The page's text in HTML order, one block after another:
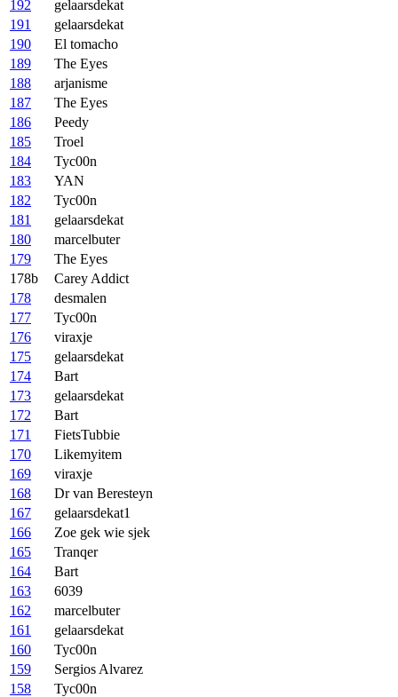
192
gelaarsdekat
191
gelaarsdekat
190
El tomacho
189
The Eyes
188
arjanisme
187
The Eyes
186
Peedy
185
Troel
184
Tyc00n
183
YAN
182
Tyc00n
181
gelaarsdekat
180
marcelbuter
179
The Eyes
178b
Carey Addict
178
desmalen
177
Tyc00n
176
viraxje
175
gelaarsdekat
174
Bart
173
gelaarsdekat
172
Bart
171
FietsTubbie
170
Likemyitem
169
viraxje
168
Dr van Beresteyn
167
gelaarsdekat1
166
Zoe gek wie sjek
165
Tranqer
164
Bart
163
6039
162
marcelbuter
161
gelaarsdekat
160
Tyc00n
159
Sergios Alvarez
158
Tyc00n